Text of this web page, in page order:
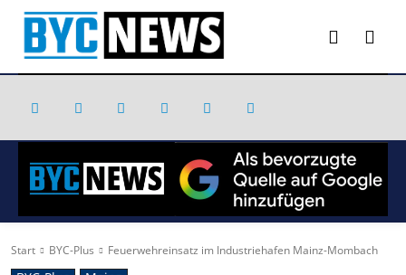
Start BYC-Plus Feuerwehreinsatz im Industriehafen Mainz-Mombach